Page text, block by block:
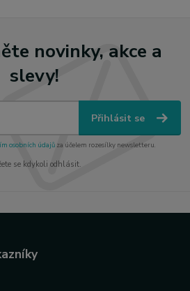
novinky, akce a
slevy!
Přihlásit se
osobních údajůza účelem rozesílky newsletteru.
se kdykoli odhlásit.